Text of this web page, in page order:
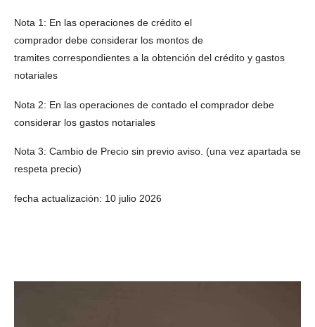
Nota 1: En las operaciones de crédito el
comprador debe considerar los montos de
tramites correspondientes a la obtención del crédito y gastos
notariales
Nota 2: En las operaciones de contado el comprador debe
considerar los gastos notariales
Nota 3: Cambio de Precio sin previo aviso. (una vez apartada se
respeta precio)
fecha actualización: 10 julio 2026